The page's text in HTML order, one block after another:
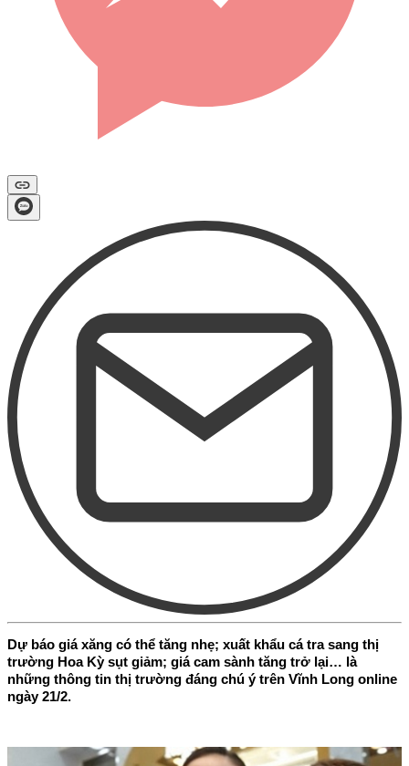
Dự báo giá xăng có thể tăng nhẹ; xuất khẩu cá tra sang thị
trường Hoa Kỳ sụt giảm; giá cam sành tăng trở lại… là
những thông tin thị trường đáng chú ý trên Vĩnh Long online
ngày 21/2.